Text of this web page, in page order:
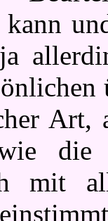
Art,
die
mit